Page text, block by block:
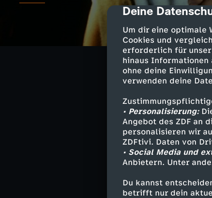
cmp-dialog-
Deine
Um dir eine optimale
Cookies und
erforderlich für
hinaus Informationen
ohne deine
verwenden deine
• Personalisierung:
Angebot des ZDF an
personalisieren wir
ZDFtivi. Daten von
• Social Media und
Anbietern. Unter
Du kannst
betrifft nur dein
Verborgen im
verschwunden.
Darsteller
Julian -
Dick - Paul
Anne -
George -
Quentin -
und